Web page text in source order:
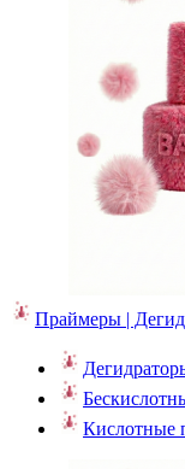
Праймеры |
Кислотные